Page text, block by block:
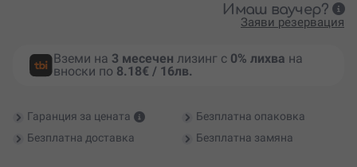
Имаш ваучер?
Заяви резервация
Вземи на 3 месечен лизинг с 0% лихва на
вноски по 8.18€ / 16лв.
Гаранция за цената
Безплатна опаковка
Безплатна доставка
Безплатна замяна